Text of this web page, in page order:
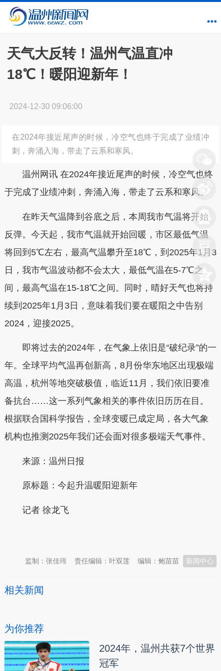
天气大反转！温州气温直冲
18℃！暖阳迎新年！
2024-12-30 09:06:00
在2024年接近尾声的时候，冷空气也终于完成了业绩冲
刺，奔涌入海，带走了云系和寒风。
温州网讯 在2024年接近尾声的时候，冷空气也终
于完成了业绩冲刺，奔涌入海，带走了云系和寒风。
在昨天气温降到谷底之后，本周我市气温将开始
反弹。今天起，我市气温就开始回暖，市区最低气温
将回到5℃左右，最高气温攀升至18℃，到2025年1月3
日，我市气温波动都不会太大，最低气温在5-7℃之
间，最高气温在15-18℃之间。同时，晴好天气也将持
续到2025年1月3日，意味着我们要在暖阳之中告别
2024，迎接2025。
即将过去的2024年，在气象上依旧是“破纪录”的一
年。全球平均气温再创新高，8月份华东地区出现极端
高温，杭州等地突破极值，临近11月，我们依旧要准
备抗台……这一系列气象相关的事件依旧历历在目。
根据联合国科学报告，全球变暖已成定局，各大气象
机构也推测2025年我们还会面对很多极端天气事件。
来源：温州日报
原标题：今起升温暖阳迎新年
记者 徐龙飞
新闻中心
编辑：鲍苗苗
责任编辑：叶双莲
监制：张佳玮
相关新闻
为你推荐
2024年，温州共获7个世界
冠军